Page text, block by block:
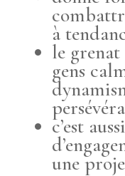
à
le
gens
c’est
une